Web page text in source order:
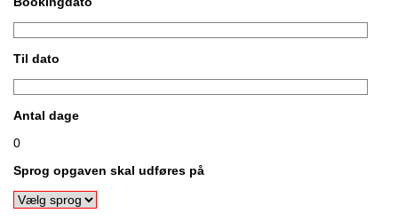
Til dato
Antal dage
0
Sprog opgaven skal udføres på